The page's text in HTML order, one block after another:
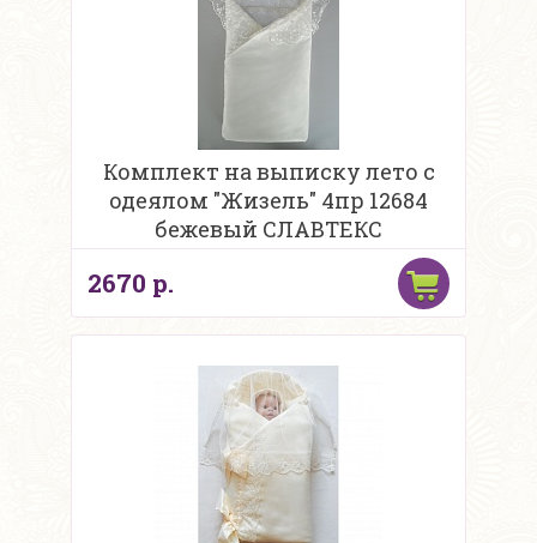
Комплект на выписку лето с
одеялом "Жизель" 4пр 12684
бежевый СЛАВТЕКС
2670 р.